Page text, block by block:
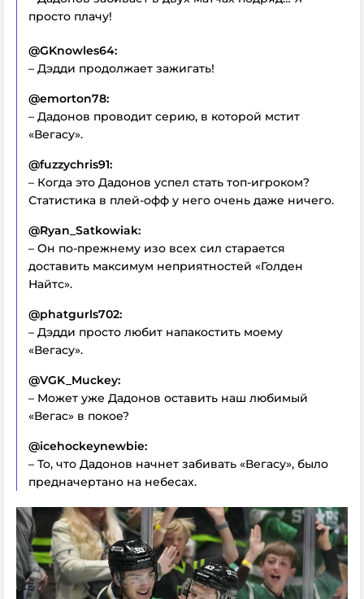
просто плачу!
@GKnowles64:
– Дэдди продолжает зажигать!
@emorton78:
– Дадонов проводит серию, в которой мстит
«Вегасу».
@fuzzychris91:
– Когда это Дадонов успел стать топ-игроком?
Статистика в плей-офф у него очень даже ничего.
@Ryan_Satkowiak:
– Он по-прежнему изо всех сил старается
доставить максимум неприятностей «Голден
Найтс».
@phatgurls702:
– Дэдди просто любит напакостить моему
«Вегасу».
@VGK_Muckey:
– Может уже Дадонов оставить наш любимый
«Вегас» в покое?
@icehockeynewbie:
– То, что Дадонов начнет забивать «Вегасу», было
предначертано на небесах.